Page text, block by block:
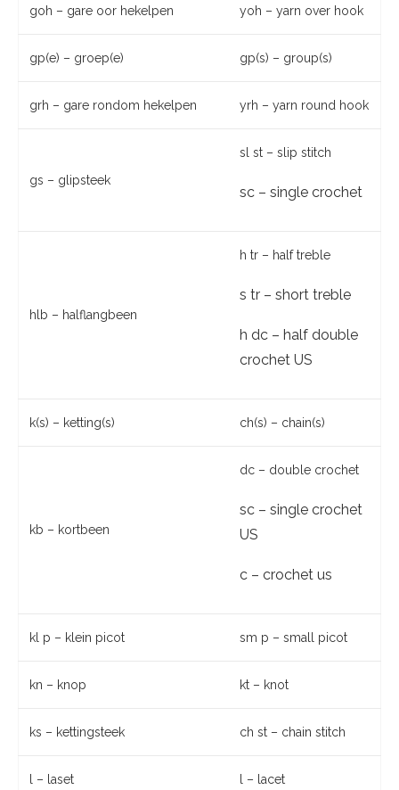
goh – gare oor hekelpen yoh – yarn over hook
gp(e) – groep(e) gp(s) – group(s)
grh – gare rondom hekelpen yrh – yarn round hook
gs – glipsteek
sl st – slip stitch
sc – single crochet
hlb – halflangbeen
h tr – half treble
s tr – short treble
h dc – half double
crochet US
k(s) – ketting(s) ch(s) – chain(s)
kb – kortbeen
dc – double crochet
sc – single crochet
US
c – crochet us
kl p – klein picot sm p – small picot
kn – knop kt – knot
ks – kettingsteek ch st – chain stitch
l – laset l – lacet